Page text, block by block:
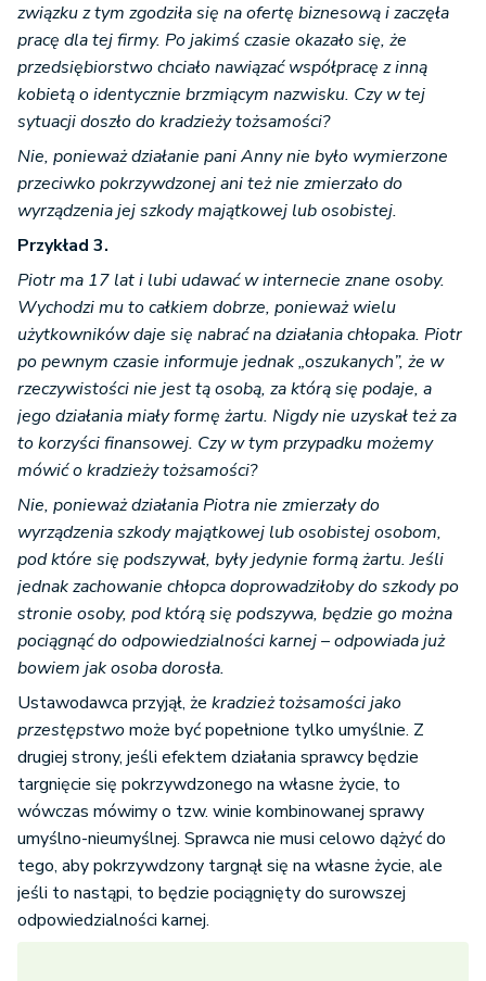
związku z tym zgodziła się na ofertę biznesową i zaczęła
pracę dla tej firmy. Po jakimś czasie okazało się, że
przedsiębiorstwo chciało nawiązać współpracę z inną
kobietą o identycznie brzmiącym nazwisku. Czy w tej
sytuacji doszło do kradzieży tożsamości?
Nie, ponieważ działanie pani Anny nie było wymierzone
przeciwko pokrzywdzonej ani też nie zmierzało do
wyrządzenia jej szkody majątkowej lub osobistej.
Przykład 3.
Piotr ma 17 lat i lubi udawać w internecie znane osoby.
Wychodzi mu to całkiem dobrze, ponieważ wielu
użytkowników daje się nabrać na działania chłopaka. Piotr
po pewnym czasie informuje jednak „oszukanych”, że w
rzeczywistości nie jest tą osobą, za którą się podaje, a
jego działania miały formę żartu. Nigdy nie uzyskał też za
to korzyści finansowej. Czy w tym przypadku możemy
mówić o kradzieży tożsamości?
Nie, ponieważ działania Piotra nie zmierzały do
wyrządzenia szkody majątkowej lub osobistej osobom,
pod które się podszywał, były jedynie formą żartu. Jeśli
jednak zachowanie chłopca doprowadziłoby do szkody po
stronie osoby, pod którą się podszywa, będzie go można
pociągnąć do odpowiedzialności karnej – odpowiada już
bowiem jak osoba dorosła.
Ustawodawca przyjął, że kradzież tożsamości jako
przestępstwomoże być popełnione tylko umyślnie. Z
drugiej strony, jeśli efektem działania sprawcy będzie
targnięcie się pokrzywdzonego na własne życie, to
wówczas mówimy o tzw. winie kombinowanej sprawy
umyślno-nieumyślnej. Sprawca nie musi celowo dążyć do
tego, aby pokrzywdzony targnął się na własne życie, ale
jeśli to nastąpi, to będzie pociągnięty do surowszej
odpowiedzialności karnej.